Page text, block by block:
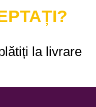
la livrare